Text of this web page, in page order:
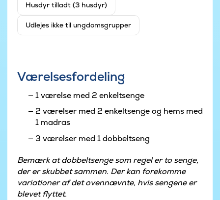
Husdyr tilladt (3 husdyr)
Udlejes ikke til ungdomsgrupper
Værelsesfordeling
1 værelse med 2 enkeltsenge
2 værelser med 2 enkeltsenge og hems med
1 madras
3 værelser med 1 dobbeltseng
Bemærk at dobbeltsenge som regel er to senge,
der er skubbet sammen. Der kan forekomme
variationer af det ovennævnte, hvis sengene er
blevet flyttet.